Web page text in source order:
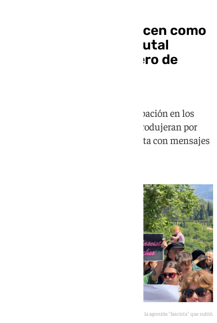
Dos jóvenes comparecen como
responsables de la brutal
agresión a un camarero de
Ambos han reconocido su participación en los
hechos, pero han negado que se produjeran por
motivos ideológicos por la camiseta con mensajes
Protesta de apoyo a Pablo y contra la agresión "fascista" que sufrió.